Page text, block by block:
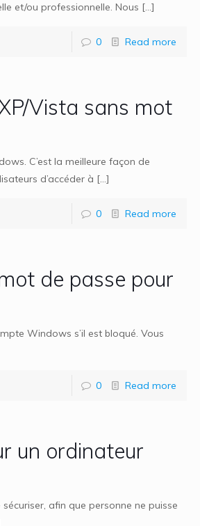
et/ou professionnelle. Nous […]
0 Read more
Vista sans mot
C’est la meilleure façon de
d’accéder à […]
0 Read more
de passe pour
Windows s’il est bloqué. Vous
0 Read more
un ordinateur
afin que personne ne puisse